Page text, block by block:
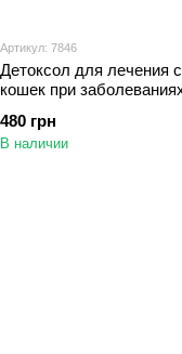
Артикул: 7846
Детоксол для лечения
кошек при
480 грн
В наличии